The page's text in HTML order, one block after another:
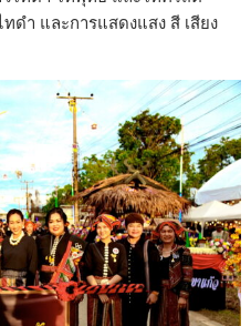
ดำ และการแสดงแสง สี เสียง